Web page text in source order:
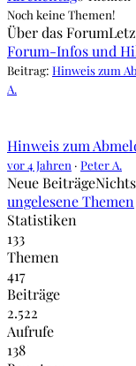
Noch keine Themen!
Über das Forum
Forum-Infos und
Beitrag: Hinweis zum
A.
Hinweis zum
vor 4 Jahren · Peter A.
Neue Beiträge
ungelesene Themen
Statistiken
133
Themen
417
Beiträge
2.522
Aufrufe
138